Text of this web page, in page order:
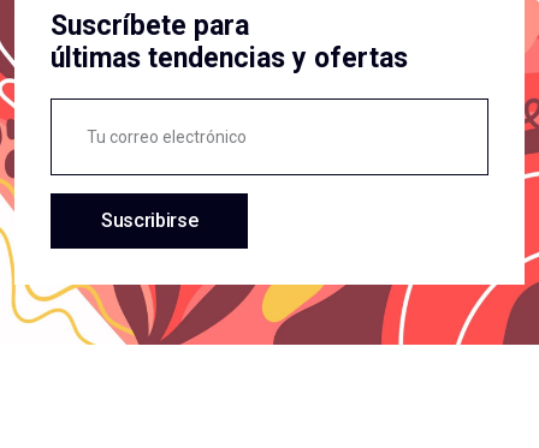
Suscríbete para
últimas tendencias y ofertas
Suscribirse